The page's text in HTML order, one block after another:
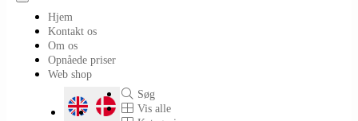
Toggle
navigation
Hjem
Kontakt os
Om os
Opnåede priser
Web shop
Søg
Vis alle